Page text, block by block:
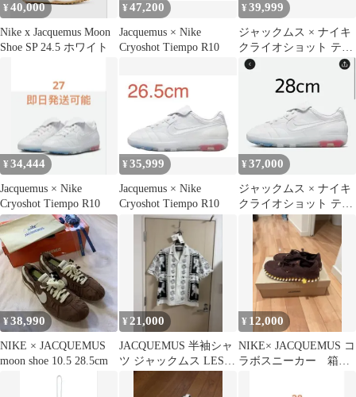
¥40,000
Nike x Jacquemus Moon
Shoe SP 24.5 ホワイト
¥47,200
Jacquemus × Nike
Cryoshot Tiempo R10
¥39,999
ジャックムス × ナイキ
クライオショット ティ
エンポ R10
¥34,444
Jacquemus × Nike
Cryoshot Tiempo R10
¥35,999
Jacquemus × Nike
Cryoshot Tiempo R10
¥37,000
ジャックムス × ナイキ
クライオショット ティ
エンポ R10 "ホワイト"
¥38,990
NIKE × JACQUEMUS
moon shoe 10.5 28.5cm
¥ 21,000
JACQUEMUS 半袖シャ
ツ ジャックムス LES
SCULPTURES
¥ 12,000
NIKE× JACQUEMUS コ
ラボスニーカー 箱付